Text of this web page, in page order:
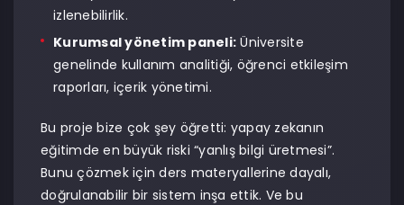
izlenebilirlik.
Kurumsal yönetim paneli: Üniversite
genelinde kullanım analitiği, öğrenci etkileşim
raporları, içerik yönetimi.
Bu proje bize çok şey öğretti: yapay zekanın
eğitimde en büyük riski “yanlış bilgi üretmesi”.
Bunu çözmek için ders materyallerine dayalı,
doğrulanabilir bir sistem inşa ettik. Ve bu